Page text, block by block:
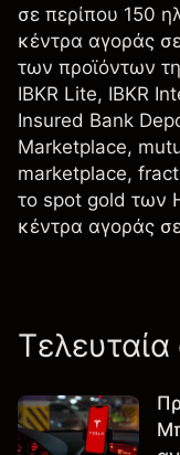
σε περίπου 150
κέντρα αγοράς
των προϊόντων
IBKR Lite, IBKR
Insured Bank
Marketplace,
marketplace,
το spot gold των
κέντρα αγοράς